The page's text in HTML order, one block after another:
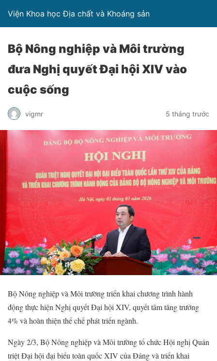
Viện Khoa học Địa chất và Khoáng sản
Bộ Nông nghiệp và Môi trường
đưa Nghị quyết Đại hội XIV vào
cuộc sống
vigmr 5 tháng trước
Bộ Nông nghiệp và Môi trường triển khai chương trình hành
động thực hiện Nghị quyết Đại hội XIV, quyết tâm tăng trưởng
4% và hoàn thiện thể chế phát triển ngành.
Ngày 2/3, Bộ Nông nghiệp và Môi trường tổ chức Hội nghị Quán
triệt Đại hội đại biểu toàn quốc XIV của Đảng và triển khai